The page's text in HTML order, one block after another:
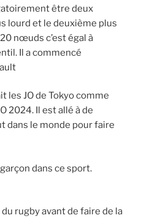
être deux
lourd et le deuxième plus
nœuds c’est égal à
Il a commencé
les JO de Tokyo comme
2024. Il est allé à de
dans le monde pour faire
dans ce sport.
du rugby avant de faire de la